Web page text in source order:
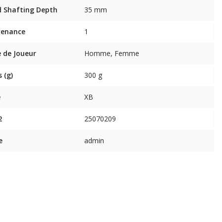
Shafting Depth 35 mm
1
de Joueur Homme, Femme
(g) 300 g
XB
25070209
admin